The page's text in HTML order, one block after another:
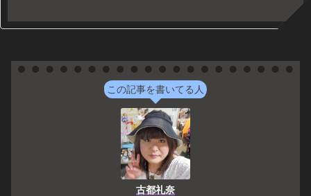
この記事を書いてる人
古都礼奈